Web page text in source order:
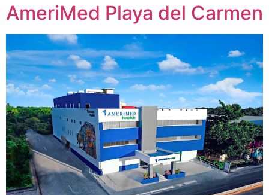
AmeriMed Playa del Carmen